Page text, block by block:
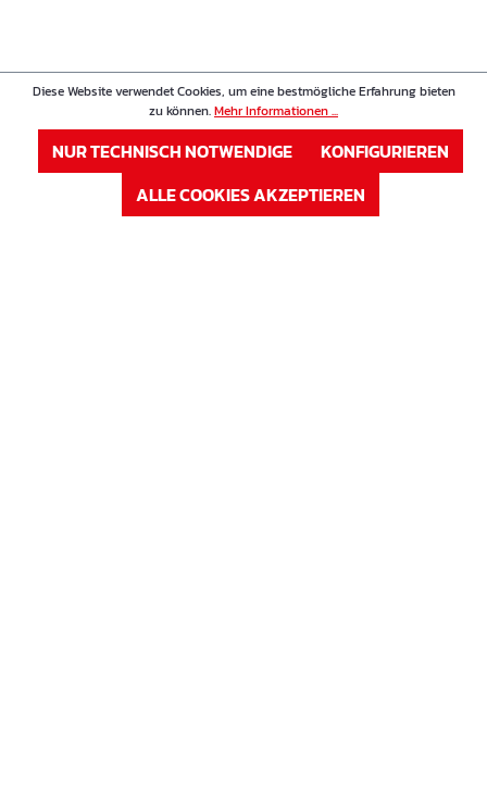
Diese Website verwendet Cookies, um eine bestmögliche Erfahrung bieten
zu können.Mehr Informationen ...
NUR TECHNISCH NOTWENDIGE
KONFIGURIEREN
ALLE COOKIES AKZEPTIEREN